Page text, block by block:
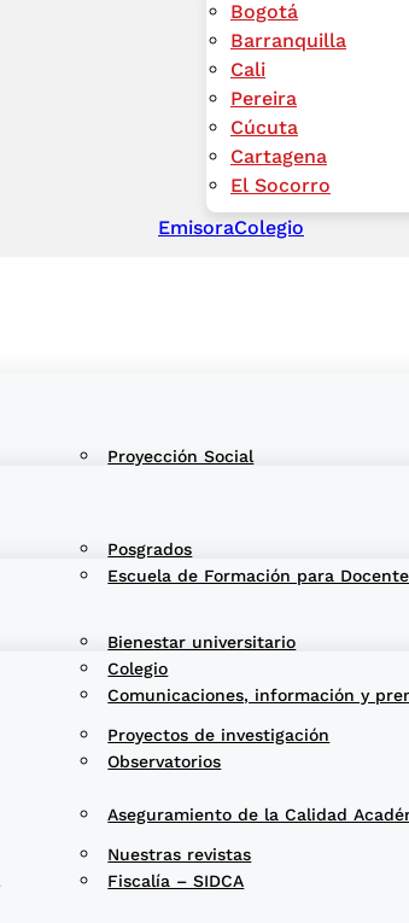
Bogotá
Barranquilla
Cali
Pereira
Cúcuta
Cartagena
El Socorro
EmisoraColegio
Proyección Social
Escuela de Formación para
Comunicaciones, información y
Aseguramiento de la Calidad
Posgrados
Colegio
Bienestar universitario
Observatorios
Fiscalía – SIDCA
Proyectos de investigación
Nuestras revistas